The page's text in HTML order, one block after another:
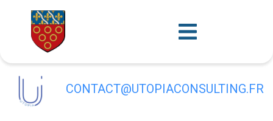
principal
Bureau Vallée
CONTACT@UTOPIACONSULTING.FR